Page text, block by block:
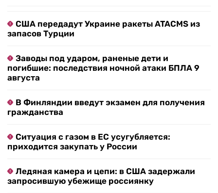
США передадут Украине ракеты ATACMS из
запасов Турции
Заводы под ударом, раненые дети и
погибшие: последствия ночной атаки БПЛА 9
августа
В Финляндии введут экзамен для получения
гражданства
Ситуация с газом в ЕС усугубляется:
приходится закупать у России
Ледяная камера и цепи: в США задержали
запросившую убежище россиянку